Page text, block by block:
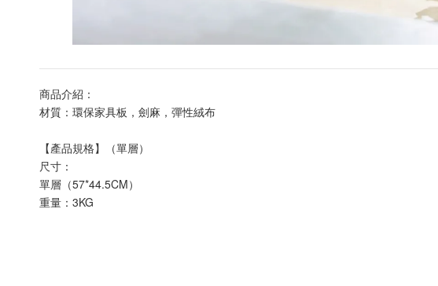
商品介紹：
材質：環保家具板，劍麻，彈性絨布
【產品規格】（單層）
尺寸：
單層（57*44.5CM）
重量：3KG